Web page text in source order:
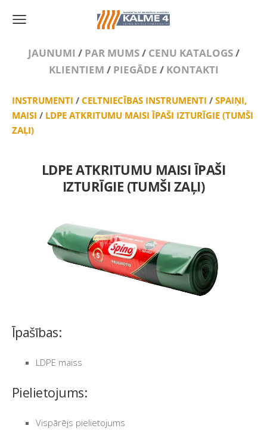
JAUNUMI / PAR MUMS/ CENU KATALOGS/
KLIENTIEM / PIEGĀDE / KONTAKTI
INSTRUMENTI / CELTNIECĪBAS INSTRUMENTI / SPAIŅI,
MAISI / LDPE ATKRITUMU MAISI ĪPAŠI IZTURĪGIE (TUMŠI
ZAĻI)
LDPE ATKRITUMU MAISI ĪPAŠI
IZTURĪGIE (TUMŠI ZAĻI)
Īpašības:
LDPE maiss
Pielietojums:
Vispārējs pielietojums